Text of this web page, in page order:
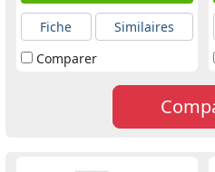
Fiche
Similaires
Comparer